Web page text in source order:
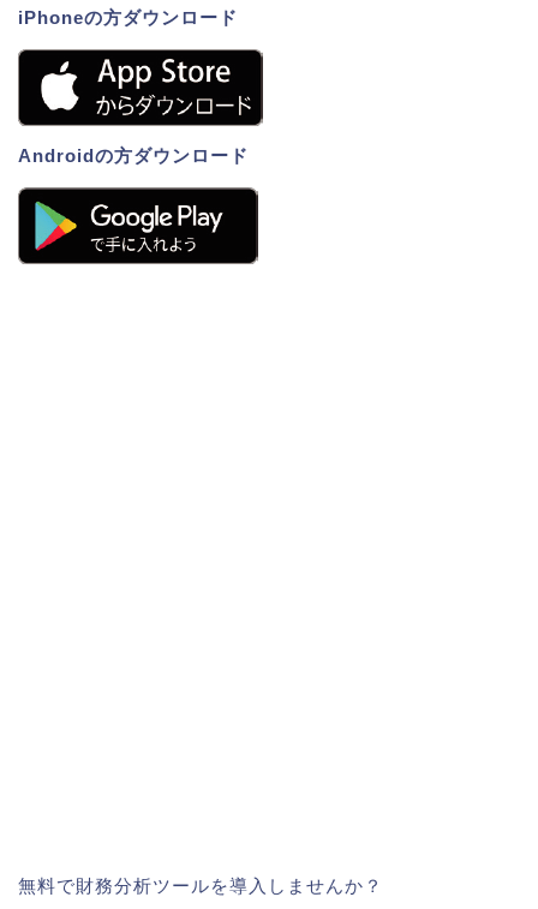
iPhoneの方ダウンロード
Androidの方ダウンロード
無料で財務分析ツールを導入しませんか？